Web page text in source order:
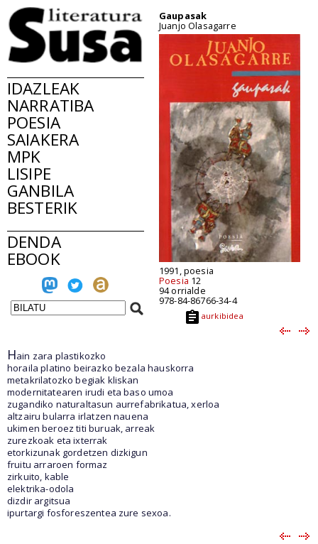
IDAZLEAK
NARRATIBA
POESIA
SAIAKERA
MPK
LISIPE
GANBILA
BESTERIK
DENDA
EBOOK
Gaupasak
Juanjo Olasagarre
1991, poesia
Poesia 12
94 orrialde
978-84-86766-34-4
aurkibidea
Hain zara plastikozko
horaila platino beirazko bezala hauskorra
metakrilatozko begiak kliskan
modernitatearen irudi eta baso umoa
zugandiko naturaltasun aurrefabrikatua, xerloa
altzairu bularra irlatzen nauena
ukimen beroez titi buruak, arreak
zurezkoak eta ixterrak
etorkizunak gordetzen dizkigun
fruitu arraroen formaz
zirkuito, kable
elektrika-odola
dizdir argitsua
ipurtargi fosforeszentea zure sexoa.